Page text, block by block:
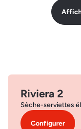
Riviera 2
Sèche-serviettes
Configurer